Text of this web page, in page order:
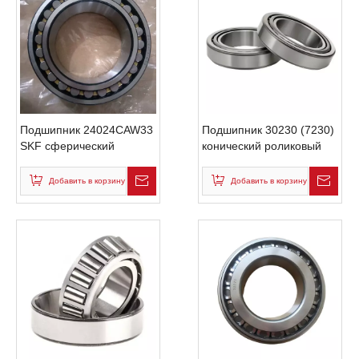
Подшипник 24024CAW33
SKF сферический
(120x180x60)
Добавить в корзину
Подшипник 30230 (7230)
конический роликовый
размеры 150x270x45мм
хорошее качество своя
Добавить в корзину